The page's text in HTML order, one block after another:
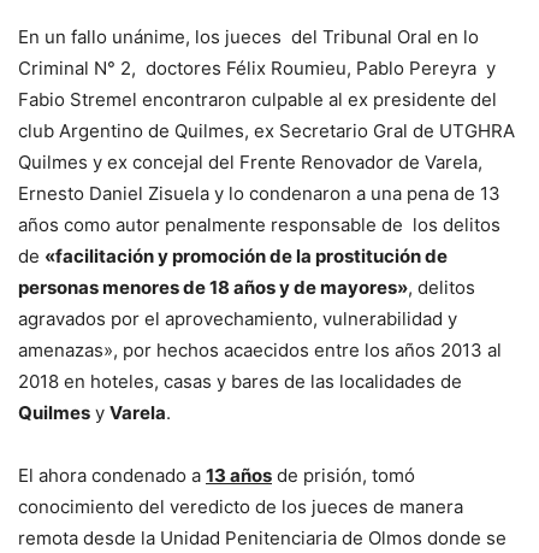
En un fallo unánime, los jueces del Tribunal Oral en lo
Criminal N° 2, doctores Félix Roumieu, Pablo Pereyra y
Fabio Stremel encontraron culpable al ex presidente del
club Argentino de Quilmes, ex Secretario Gral de UTGHRA
Quilmes y ex concejal del Frente Renovador de Varela,
Ernesto Daniel Zisuela y lo condenaron a una pena de 13
años como autor penalmente responsable de los delitos
de «facilitación y promoción de la prostitución de
personas menores de 18 años y de mayores», delitos
agravados por el aprovechamiento, vulnerabilidad y
amenazas», por hechos acaecidos entre los años 2013 al
2018 en hoteles, casas y bares de las localidades de
Quilmes y Varela.
El ahora condenado a 13 años de prisión, tomó
conocimiento del veredicto de los jueces de manera
remota desde la Unidad Penitenciaria de Olmos donde se